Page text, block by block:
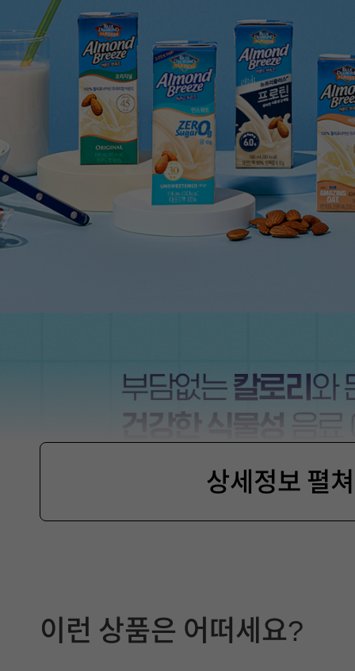
상세정보 펼
이런 상품은 어떠세요?